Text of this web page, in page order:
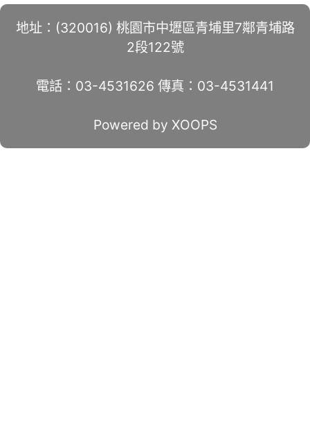
地址：(320016) 桃園市中壢區青埔里7鄰青埔路
2段122號
電話：03-4531626 傳真：03-4531441
Powered by XOOPS